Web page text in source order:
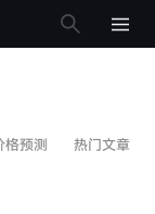
格预测 热门文章